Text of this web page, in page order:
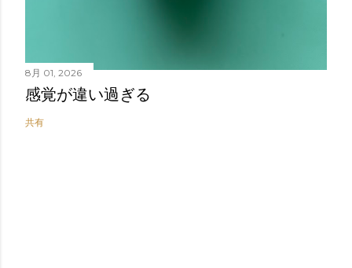
8月 01, 2026
感覚が違い過ぎる
共有